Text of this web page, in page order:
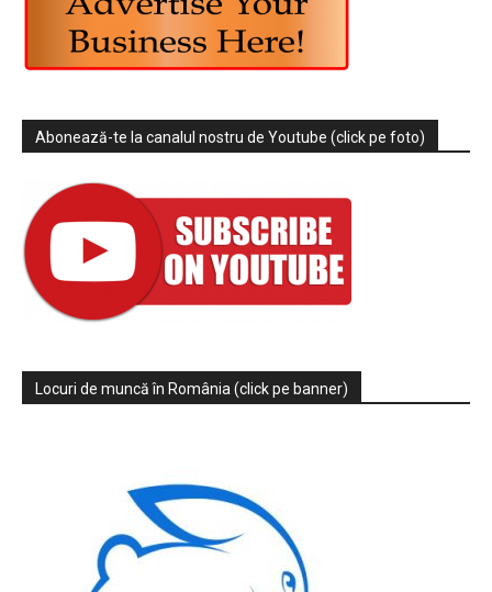
Abonează-te la canalul nostru de Youtube (click pe foto)
Locuri de muncă în România (click pe banner)